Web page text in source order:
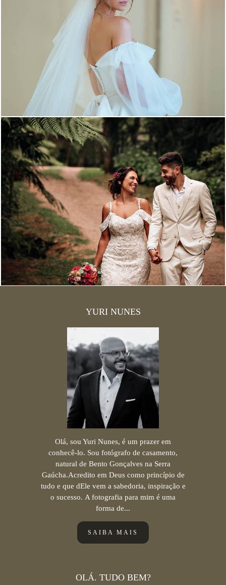
1373
1842 22
YURI NUNES
Olá, sou Yuri Nunes, é um prazer em
conhecê-lo. Sou fotógrafo de casamento,
natural de Bento Gonçalves na Serra
Gaúcha.Acredito em Deus como princípio de
tudo e que dEle vem a sabedoria, inspiração e
o sucesso. A fotografia para mim é uma
forma de...
SAIBA MAIS
OLÁ. TUDO BEM?